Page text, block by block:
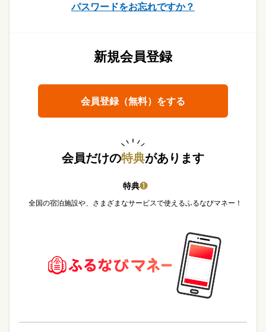
パスワードをお忘れですか？
新規会員登録
会員登録（無料）をする
会員だけの特典があります
特典❶
全国の宿泊施設や、さまざまなサービスで使えるふるなびマネー！